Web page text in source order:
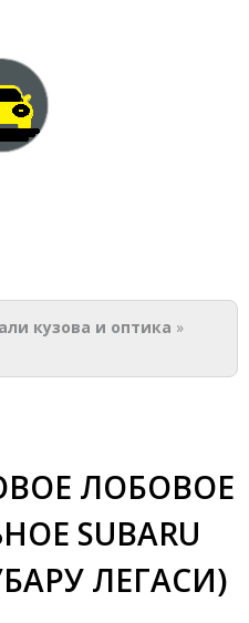
кузова и оптика »
ЛОБОВОЕ
SUBARU
ЛЕГАСИ)